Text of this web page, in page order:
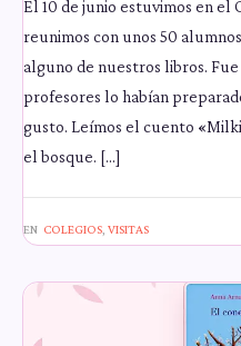
El 10 de junio estuvimos en el
reunimos con unos 50
alguno de nuestros libros.
profesores lo habían
gusto. Leímos el cuento
el bosque. […]
EN COLEGIOS, VISITAS